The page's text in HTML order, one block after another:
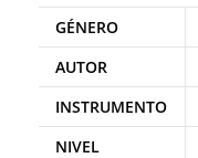
GÉNERO
AUTOR
INSTRUMENTO
NIVEL